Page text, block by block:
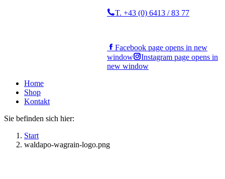
T. +43 (0) 6413 / 83 77
Facebook page opens in new
window
Instagram page opens in
new window
Home
Shop
Kontakt
Sie befinden sich hier:
Start
waldapo-wagrain-logo.png